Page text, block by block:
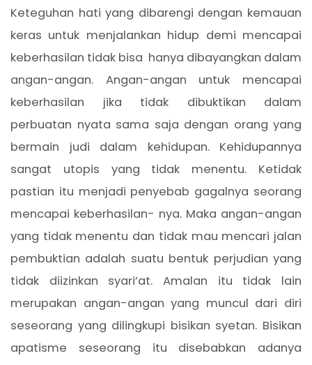
Keteguhan hati yang dibarengi dengan kemauan
keras untuk menjalankan hidup demi mencapai
keberhasilan tidak bisa hanya dibayangkan dalam
angan-angan. Angan-angan untuk mencapai
keberhasilan jika tidak dibuktikan dalam
perbuatan nyata sama saja dengan orang yang
bermain judi dalam kehidupan. Kehidupannya
sangat utopis yang tidak menentu. Ketidak
pastian itu menjadi penyebab gagalnya seorang
mencapai keberhasilan- nya. Maka angan-angan
yang tidak menentu dan tidak mau mencari jalan
pembuktian adalah suatu bentuk perjudian yang
tidak diizinkan syari’at. Amalan itu tidak lain
merupakan angan-angan yang muncul dari diri
seseorang yang dilingkupi bisikan syetan. Bisikan
apatisme seseorang itu disebabkan adanya